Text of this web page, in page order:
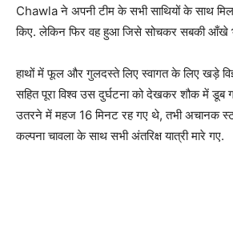
Chawla ने अपनी टीम के सभी साथियों के साथ
किए. लेकिन फिर वह हुआ जिसे सोचकर सबकी आँखे
हाथों में फूल और गुलदस्ते लिए स्वागत के लिए खड़े
सहित पूरा विश्व उस दुर्घटना को देखकर शौक में डूब
उतरने में महज 16 मिनट रह गए थे, तभी अचानक
कल्पना चावला के साथ सभी अंतरिक्ष यात्री मारे गए.